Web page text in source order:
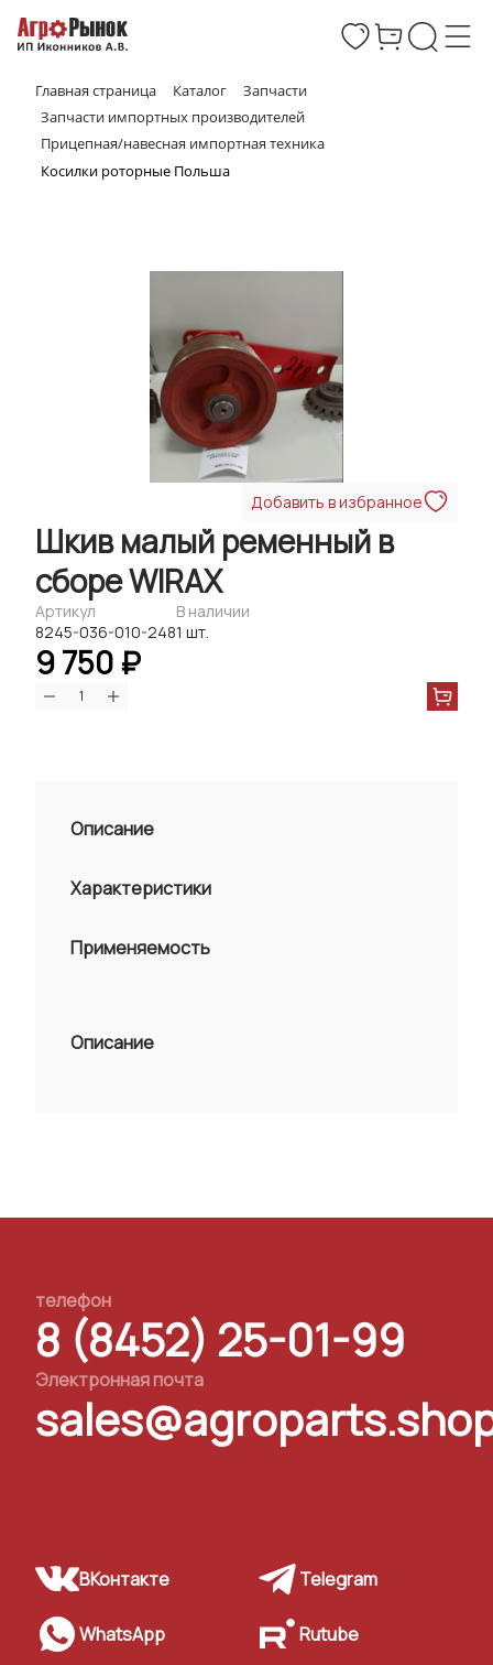
Главная страница Каталог
Запчасти
Запчасти импортных производителей
Прицепная/навесная импортная техника
Косилки роторные Польша
Добавить в избранное
Шкив малый ременный в
сборе WIRAX
Артикул
8245-036-010-248
В наличии
1 шт.
9 750 ₽
Описание
Характеристики
Применяемость
Описание
телефон
8 (8452) 25-01-99
Электронная почта
ВКонтакте Telegram
WhatsApp Rutube